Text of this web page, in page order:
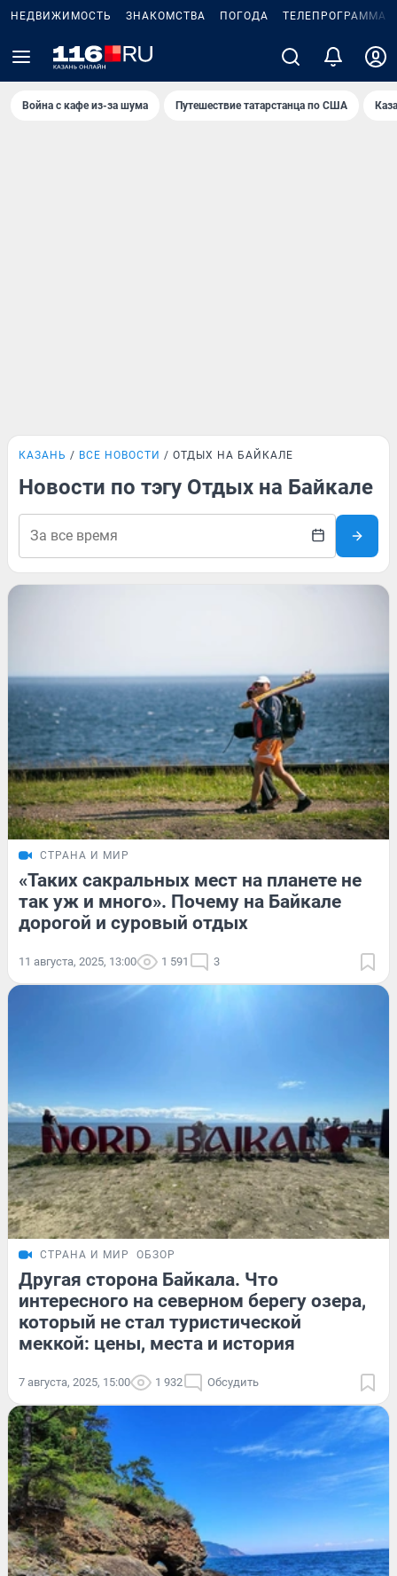
НЕДВИЖИМОСТЬ ЗНАКОМСТВА ПОГОДА ТЕЛЕПРОГРАММА
Война с кафе из-за шума Путешествие татарстанца по США
КАЗАНЬ ВСЕ НОВОСТИ ОТДЫХ НА БАЙКАЛЕ
Новости по тэгу Отдых на Байкале
СТРАНА И МИР
«Таких сакральных мест на планете не
так уж и много». Почему на Байкале
дорогой и суровый отдых
11 августа, 2025, 13:00 1 591 3
СТРАНА И МИР ОБЗОР
Другая сторона Байкала. Что
интересного на северном берегу озера,
который не стал туристической
меккой: цены, места и история
7 августа, 2025, 15:00 1 932 Обсудить